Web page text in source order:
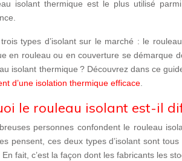
isolant thermique est le plus utilisé
types d’isolant sur le marché : le
en rouleau ou en couverture se démarque
isolant thermique ? Découvrez dans ce
d’une isolation thermique efficace
le rouleau isolant est-il
personnes confondent le rouleau
pensent, ces deux types d’isolant sont
En fait, c’est la façon dont les fabricants les